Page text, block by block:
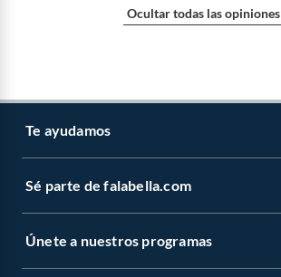
Ocultar todas las opiniones
Te ayudamos
Atención por WhatsApp
Sé parte de falabella.com
Trabaja con nosotros
Únete a nuestros programas